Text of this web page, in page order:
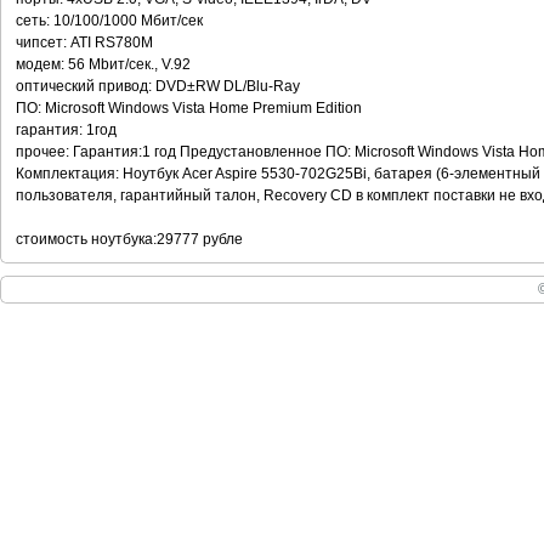
сеть: 10/100/1000 Мбит/сек
чипсет: ATI RS780M
модем: 56 Mbит/сек., V.92
оптический привод: DVD±RW DL/Blu-Ray
ПО: Microsoft Windows Vista Home Premium Edition
гарантия: 1год
прочее: Гарантия:1 год Предустановленное ПО: Microsoft Windows Vista
Комплектация: Ноутбук Acer Aspire 5530-702G25Bi, батарея (6-
пользователя, гарантийный талон, Recovery CD в комплект поставки не
стоимость ноутбука:29777 рубле